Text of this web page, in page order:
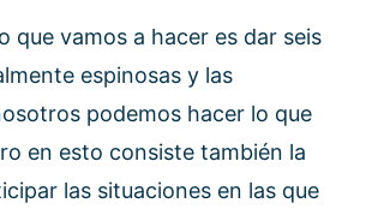
que vamos a hacer es dar seis
espinosas y las
podemos hacer lo que
en esto consiste también la
las situaciones en las que